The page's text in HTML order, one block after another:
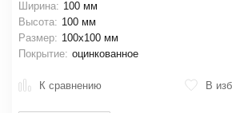
Ширина: 100 мм
Высота: 100 мм
Размер: 100х100 мм
Покрытие: оцинкованное
К сравнению В